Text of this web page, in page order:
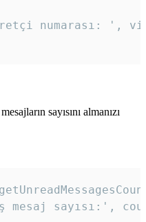
numarası: ',
sayısını almanızı
mesaj sayısı:',